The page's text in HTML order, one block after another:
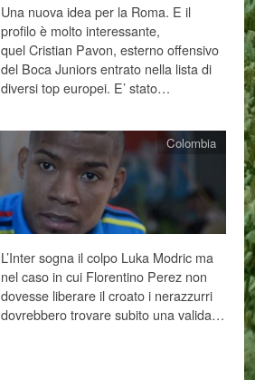
Una nuova idea per la Roma. E il
profilo è molto interessante,
quel Cristian Pavon, esterno offensivo
del Boca Juniors entrato nella lista di
diversi top europei. E’ stato…
Colombia
L’Inter sogna il colpo Luka Modric ma
nel caso in cui Florentino Perez non
dovesse liberare il croato i nerazzurri
dovrebbero trovare subito una valida…